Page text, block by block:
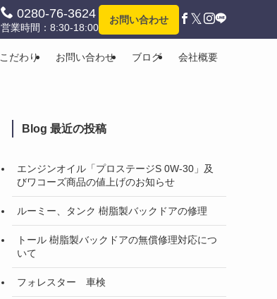
0280-76-3624
営業時間：8:30-18:00
お問い合わせ 𝕏
こだわり お問い合わせ ブログ 会社概要
Blog 最近の投稿
エンジンオイル「プロステージS 0W-30」及
びワコーズ商品の値上げのお知らせ
ルーミー、タンク 樹脂製バックドアの修理
トール 樹脂製バックドアの無償修理対応につ
いて
フォレスター 車検